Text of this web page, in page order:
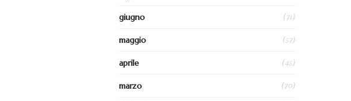
giugno (71)
maggio (57)
aprile (45)
marzo (70)